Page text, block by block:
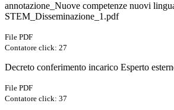
annotazione_Nuove competenze nuovi
STEM_Disseminazione_1.pdf
File PDF
Contatore click: 27
Decreto conferimento incarico Esperto
File PDF
Contatore click: 37